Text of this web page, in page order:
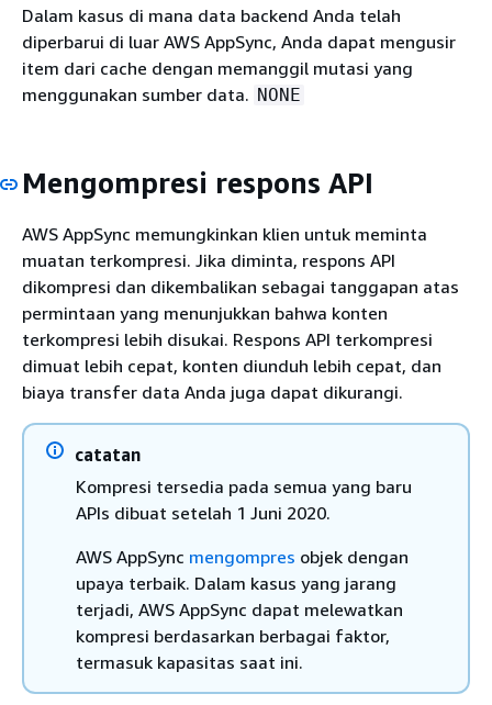
Dalam kasus di mana data backend Anda telah
diperbarui di luar AWS AppSync, Anda dapat mengusir
item dari cache dengan memanggil mutasi yang
menggunakan sumber data. NONE
Mengompresi respons API
AWS AppSync memungkinkan klien untuk meminta
muatan terkompresi. Jika diminta, respons API
dikompresi dan dikembalikan sebagai tanggapan atas
permintaan yang menunjukkan bahwa konten
terkompresi lebih disukai. Respons API terkompresi
dimuat lebih cepat, konten diunduh lebih cepat, dan
biaya transfer data Anda juga dapat dikurangi.
catatan
Kompresi tersedia pada semua yang baru
APIs dibuat setelah 1 Juni 2020.
AWS AppSync mengompres objek dengan
upaya terbaik. Dalam kasus yang jarang
terjadi, AWS AppSync dapat melewatkan
kompresi berdasarkan berbagai faktor,
termasuk kapasitas saat ini.